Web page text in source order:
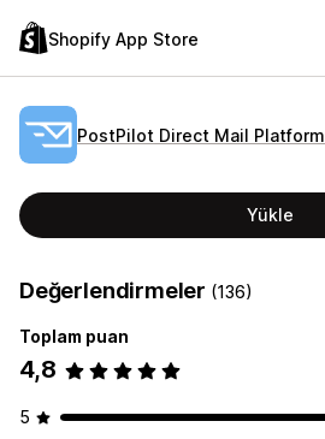
Shopify App Store
PostPilot Direct Mail Platform
Yükle
Değerlendirmeler (136)
Toplam puan
4,8
5